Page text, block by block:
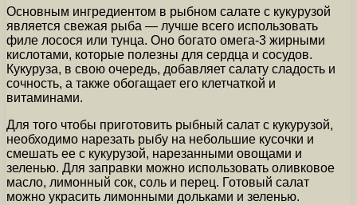
Основным ингредиентом в рыбном салате с кукурузой
является свежая рыба — лучше всего использовать
филе лосося или тунца. Оно богато омега-3 жирными
кислотами, которые полезны для сердца и сосудов.
Кукуруза, в свою очередь, добавляет салату сладость и
сочность, а также обогащает его клетчаткой и
витаминами.
Для того чтобы приготовить рыбный салат с кукурузой,
необходимо нарезать рыбу на небольшие кусочки и
смешать ее с кукурузой, нарезанными овощами и
зеленью. Для заправки можно использовать оливковое
масло, лимонный сок, соль и перец. Готовый салат
можно украсить лимонными дольками и зеленью.